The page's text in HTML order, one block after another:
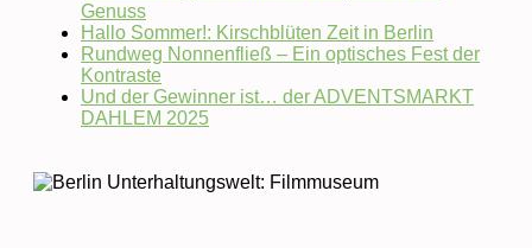
Genuss
Hallo Sommer!: Kirschblüten Zeit in Berlin
Rundweg Nonnenfließ – Ein optisches Fest der
Kontraste
Und der Gewinner ist… der ADVENTSMARKT
DAHLEM 2025